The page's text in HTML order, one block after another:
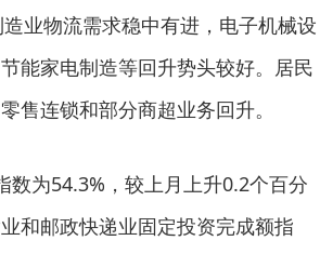
业物流需求稳中有进，电子机械设
能家电制造等回升势头较好。居民
售连锁和部分商超业务回升。
为54.3%，较上月上升0.2个百分
和邮政快递业固定投资完成额指